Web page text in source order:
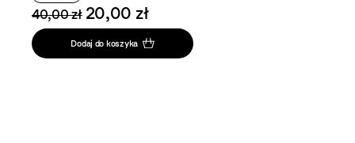
40,00 zł 20,00 zł
Dodaj do koszyka